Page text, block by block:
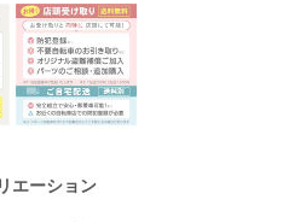
エーション